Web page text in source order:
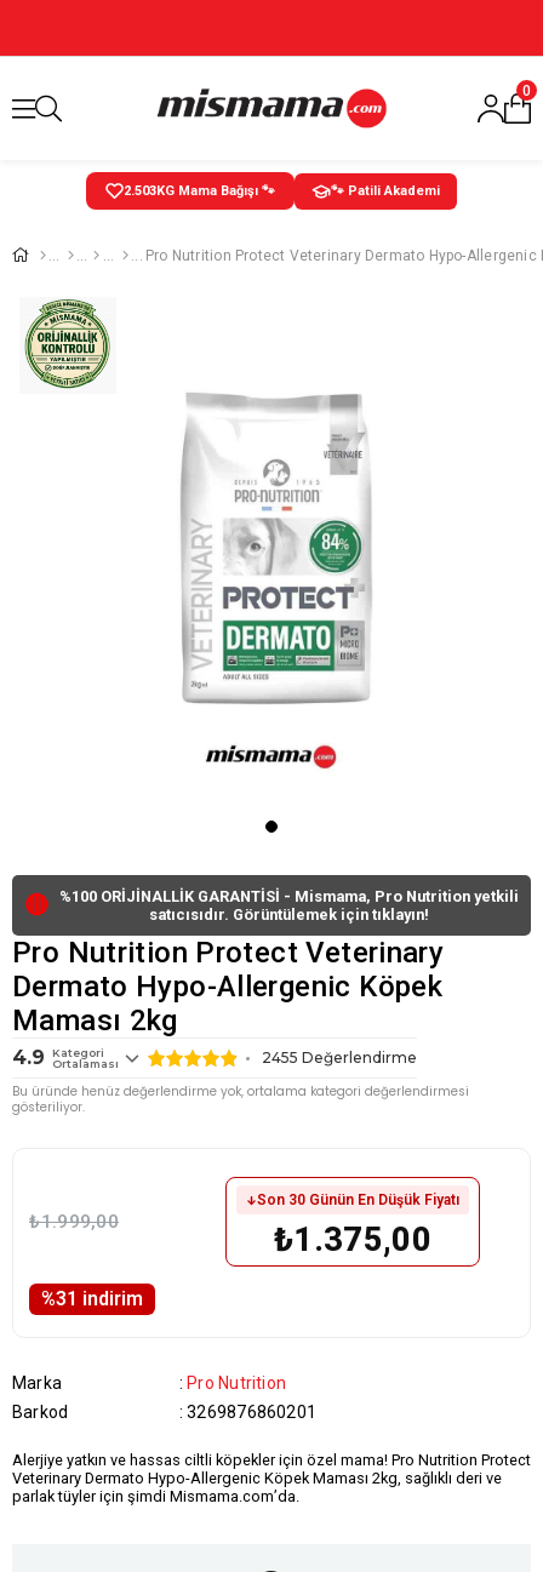
0
2.503KG Mama Bağışı 🐾 🐾 Patili Akademi
🔴
%100 ORİJİNALLİK GARANTİSİ - Mismama, Pro Nutrition yetkili
satıcısıdır. Görüntülemek için tıklayın!
Pro Nutrition Protect Veterinary
Dermato Hypo-Allergenic Köpek
Maması 2kg
4.9
Kategori
Ortalaması
2455 Değerlendirme
Bu üründe henüz değerlendirme yok, ortalama kategori değerlendirmesi
gösteriliyor.
%31 i̇ndirim
₺1.999,00
Son 30 Günün En Düşük Fiyatı
₺1.375,00
Marka : Pro Nutrition
Barkod
: 3269876860201
Alerjiye yatkın ve hassas ciltli köpekler için özel mama! Pro Nutrition Protect
Veterinary Dermato Hypo-Allergenic Köpek Maması 2kg, sağlıklı deri ve
parlak tüyler için şimdi Mismama.com’da.